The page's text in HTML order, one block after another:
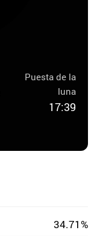
Puesta de la
luna
17:39
34.71%